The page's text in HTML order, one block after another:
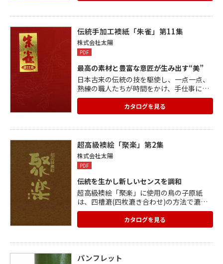
での環境にも配慮した安全な素材を使用。
ふすまの表情に変化をつける、近江オリジ
ナルの引手も掲載。
伝統手加工襖紙「朱雀」第11集
株式会社太陽
PDF
最高の素材と豊富な意匠が生み出す“美”
日本古来の伝統の技を駆使し、一点一点、
熟練の職人たちが時間をかけ、手仕事によ
る微妙なニュアンスはそのままに、ふすま
絵が本来持っていた魅力を伝えます。 ふす
まが作る機能性や、高い芸術性を誇る襖絵
す。 現代のライフスタイルにさまざまな和
のくつろぎを取り入れた空間をご提案いた
します。
カタログを見る
超高級襖絵「聚楽」第2集
株式会社太陽
PDF
伝統を生かし新しいセンスを調和
超高級襖絵「聚楽」に使用の鳥の子原紙
は、四槽漉(四枚漉き合わせ)の方法で漉き
上げた最高級原料配合の「別漉2号越前鳥
の子紙」です。 本金箔三枚半掛(127m/m)
を聚楽原紙に箔押した「本金平押」、正絹
7m/m)を箔押した「本金正絹地表箔押」な
どを掲載。 「聚楽」は本金・本銀仕上げの
カタログを見る
パンフレット